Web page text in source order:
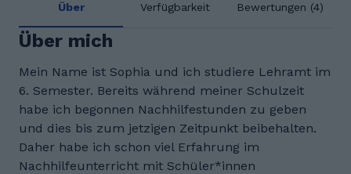
Über Verfügbarkeit Bewertungen (4)
Über mich
Mein Name ist Sophia und ich studiere Lehramt im
6. Semester. Bereits während meiner Schulzeit
habe ich begonnen Nachhilfestunden zu geben
und dies bis zum jetzigen Zeitpunkt beibehalten.
Daher habe ich schon viel Erfahrung im
Nachhilfeunterricht mit Schüler*innen